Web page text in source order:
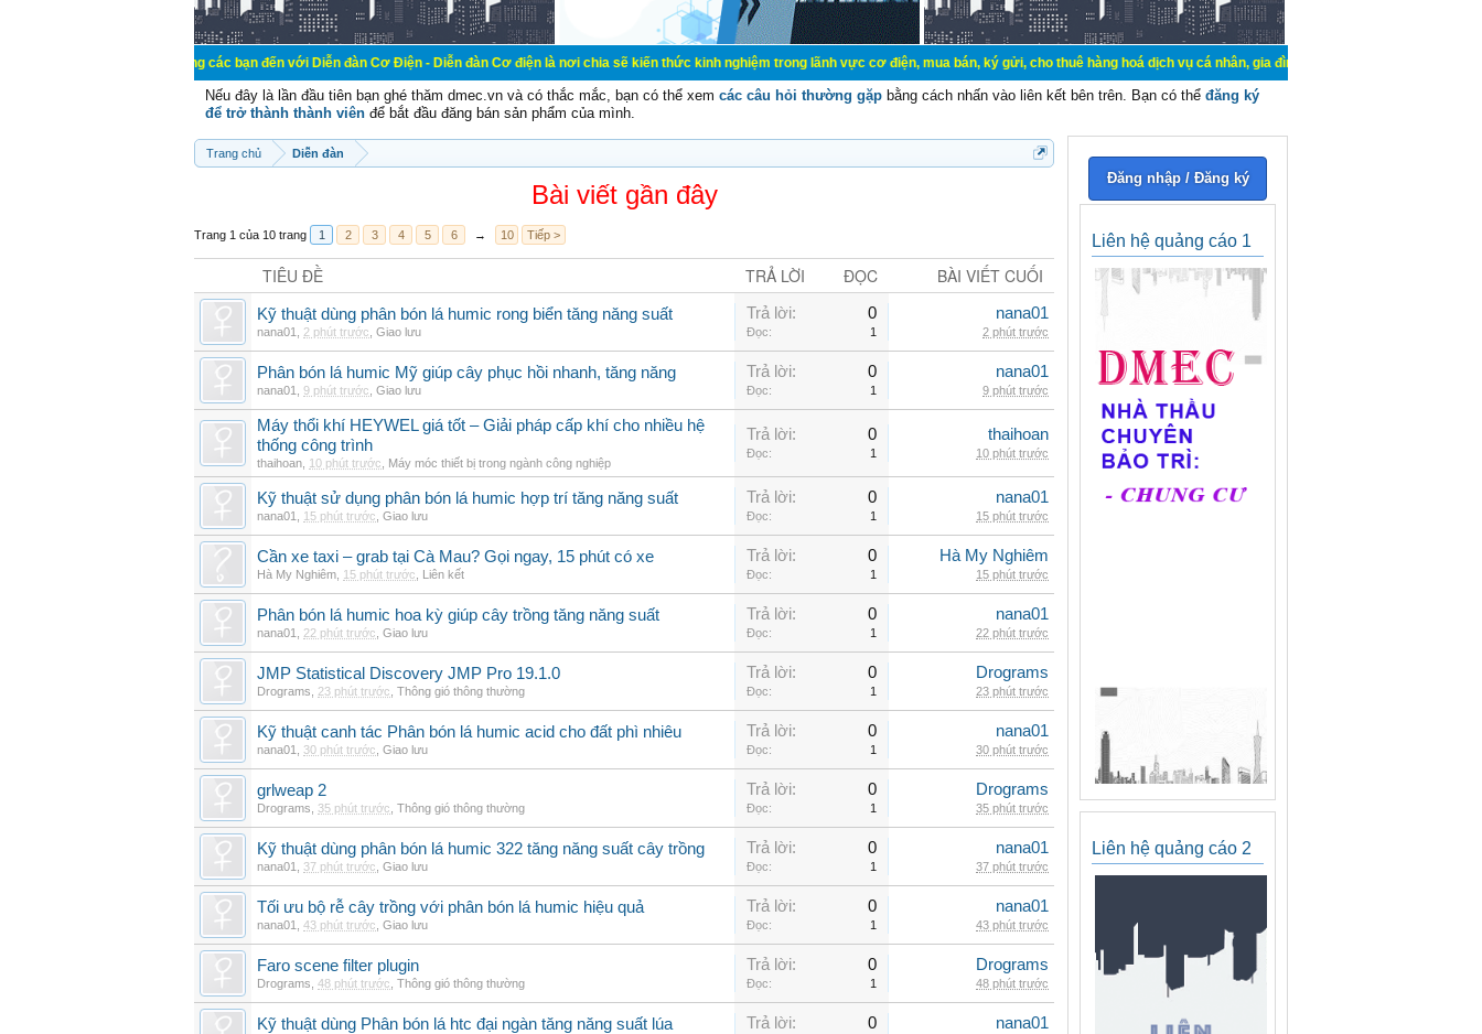
Chào mừng các bạn đến với Diễn đàn Cơ Điện - Diễn đàn Cơ điện là nơi chia sẽ kiến thức kinh nghiệm trong lãnh vực cơ điện, mua bán, ký gửi, cho thuê hàng hoá dịch vụ cá nhân, gia đình. Mua bán, ký gửi, cho thuê thiết bị
Nếu đây là lần đầu tiên bạn ghé thăm dmec.vn và có thắc mắc, bạn có thể xem các câu hỏi thường gặp bằng cách nhấn vào liên kết bên trên. Bạn có thể đăng ký
để trở thành thành viên để bắt đầu đăng bán sản phẩm của mình.
Trang chủ Diễn đàn
Bài viết gần đây
Trang 1 của 10 trang 1 2 3 4 5 6 → 10 Tiếp >
TIÊU ĐỀ TRẢ LỜI ĐỌC BÀI VIẾT CUỐI
Kỹ thuật dùng phân bón lá humic rong biển tăng năng suất
nana01 2 phút trước Giao lưu
Trả lời: 0
Đọc: 1
nana01
2 phút trước
Phân bón lá humic Mỹ giúp cây phục hồi nhanh, tăng năng
nana01 9 phút trước Giao lưu
Trả lời: 0
Đọc: 1
nana01
9 phút trước
Máy thổi khí HEYWEL giá tốt – Giải pháp cấp khí cho nhiều hệ
thống công trình
thaihoan 10 phút trước Máy móc thiết bị trong ngành công nghiệp
Trả lời: 0
Đọc: 1
thaihoan
10 phút trước
Kỹ thuật sử dụng phân bón lá humic hợp trí tăng năng suất
nana01 15 phút trước Giao lưu
Trả lời: 0
Đọc: 1
nana01
15 phút trước
Cần xe taxi – grab tại Cà Mau? Gọi ngay, 15 phút có xe
Hà My Nghiêm 15 phút trước Liên kết
Trả lời: 0
Đọc: 1
Hà My Nghiêm
15 phút trước
Phân bón lá humic hoa kỳ giúp cây trồng tăng năng suất
nana01 22 phút trước Giao lưu
Trả lời: 0
Đọc: 1
nana01
22 phút trước
JMP Statistical Discovery JMP Pro 19.1.0
Drograms 23 phút trước Thông gió thông thường
Trả lời: 0
Đọc: 1
Drograms
23 phút trước
Kỹ thuật canh tác Phân bón lá humic acid cho đất phì nhiêu
nana01 30 phút trước Giao lưu
Trả lời: 0
Đọc: 1
nana01
30 phút trước
grlweap 2
Drograms 35 phút trước Thông gió thông thường
Trả lời: 0
Đọc: 1
Drograms
35 phút trước
Kỹ thuật dùng phân bón lá humic 322 tăng năng suất cây trồng
nana01 37 phút trước Giao lưu
Trả lời: 0
Đọc: 1
nana01
37 phút trước
Tối ưu bộ rễ cây trồng với phân bón lá humic hiệu quả
nana01 43 phút trước Giao lưu
Trả lời: 0
Đọc: 1
nana01
43 phút trước
Faro scene filter plugin
Drograms 48 phút trước Thông gió thông thường
Trả lời: 0
Đọc: 1
Drograms
48 phút trước
Kỹ thuật dùng Phân bón lá htc đại ngàn tăng năng suất lúa Trả lời: 0 nana01
Đăng nhập / Đăng ký
Liên hệ quảng cáo 1
Liên hệ quảng cáo 2